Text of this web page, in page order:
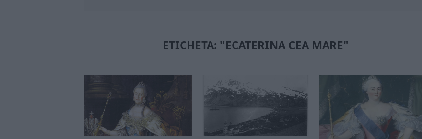
ETICHETA: "ECATERINA CEA MARE"